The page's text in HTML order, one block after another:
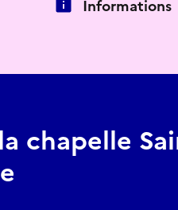
Informations
chapelle